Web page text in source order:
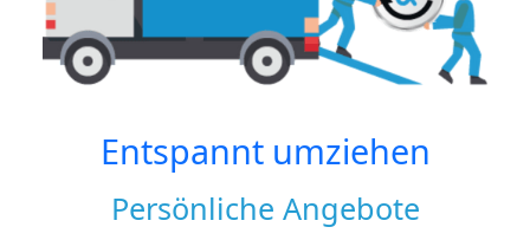
Entspannt umziehen
Persönliche Angebote